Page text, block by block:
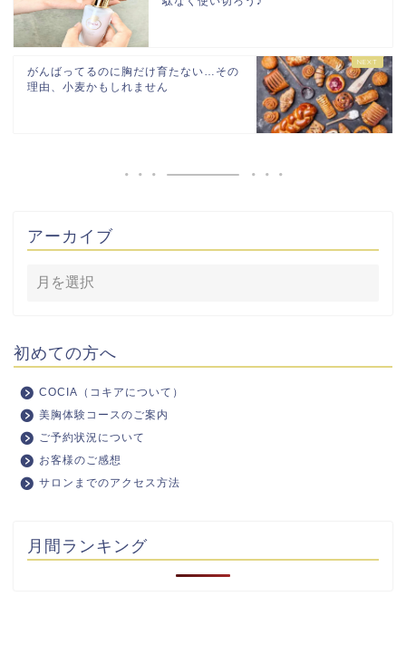
がんばってるのに胸だけ育たない…その
理由、小麦かもしれません
アーカイブ
初めての方へ
COCIA（コキアについて）
美胸体験コースのご案内
ご予約状況について
お客様のご感想
サロンまでのアクセス方法
月間ランキング